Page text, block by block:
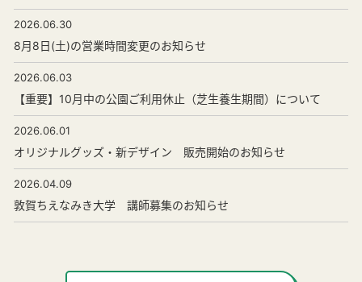
2026.06.30
8月8日(土)の営業時間変更のお知らせ
2026.06.03
【重要】10月中の公園ご利用休止（芝生養生期間）について
2026.06.01
オリジナルグッズ・新デザイン 販売開始のお知らせ
2026.04.09
敦賀ちえなみき大学 講師募集のお知らせ